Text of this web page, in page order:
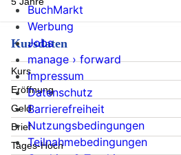
Kursdaten
Kurs
Eröffnung
Geld
Brief
Tages-Hoch
BuchMarkt
Werbung
Jobs
manage › forward
Impressum
Datenschutz
Barrierefreiheit
Nutzungsbedingungen
Teilnahmebedingungen